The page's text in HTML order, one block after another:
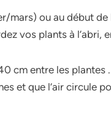
mars) ou au début de
vos plants à l’abri,
cm entre les plantes
et que l’air circule